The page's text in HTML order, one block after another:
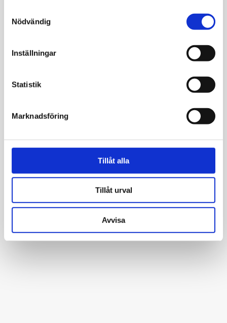
Nödvändig
Inställningar
Statistik
Marknadsföring
Tillåt alla
Tillåt urval
Avvisa